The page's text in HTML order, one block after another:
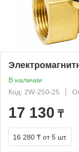
В наличии
Код: 2W-250-25
17 130 ₸
16 280 ₸ от 5 шт.